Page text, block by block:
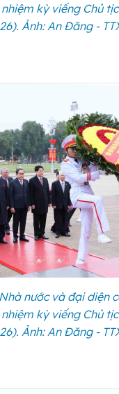
kỳ viếng Chủ
Ảnh: An Đăng -
nước và đại diện
kỳ viếng Chủ
Ảnh: An Đăng -